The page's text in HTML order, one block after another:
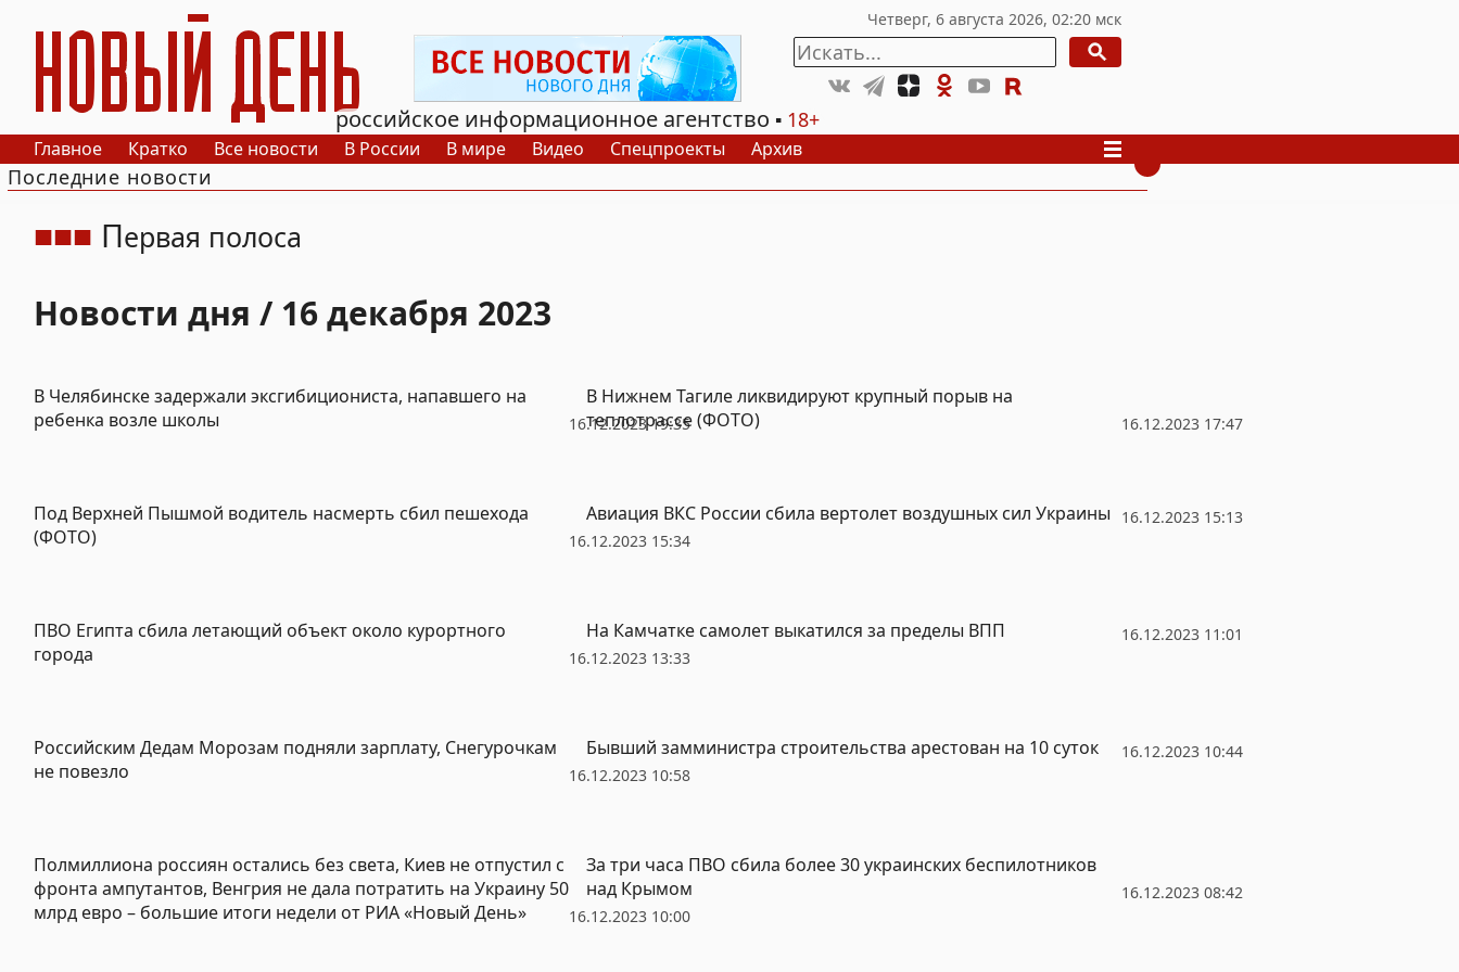
РИА Новый День
российское информационное агентство
18+
Главное Кратко Все новости В России В мире Видео Спецпроекты Архив
Последние новости
Первая полоса
Новости дня / 16 декабря 2023
16.12.2023 19:35
В Челябинске задержали эксгибициониста, напавшего на
ребенка возле школы
16.12.2023 17:47
В Нижнем Тагиле ликвидируют крупный порыв на
теплотрассе (ФОТО)
16.12.2023 15:34
Под Верхней Пышмой водитель насмерть сбил пешехода
(ФОТО)
16.12.2023 15:13
Авиация ВКС России сбила вертолет воздушных сил Украины
16.12.2023 13:33
ПВО Египта сбила летающий объект около курортного
города
16.12.2023 11:01
На Камчатке самолет выкатился за пределы ВПП
16.12.2023 10:58
Российским Дедам Морозам подняли зарплату, Снегурочкам
не повезло
16.12.2023 10:44
Бывший замминистра строительства арестован на 10 суток
16.12.2023 10:00
Полмиллиона россиян остались без света, Киев не отпустил с
фронта ампутантов, Венгрия не дала потратить на Украину 50
млрд евро – большие итоги недели от РИА «Новый День»
16.12.2023 08:42
За три часа ПВО сбила более 30 украинских беспилотников
над Крымом